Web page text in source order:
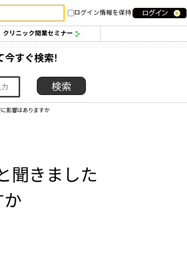
ログイン情報を保持
クリニック開業セミナー
今すぐ検索!
影響はありますか
聞きました